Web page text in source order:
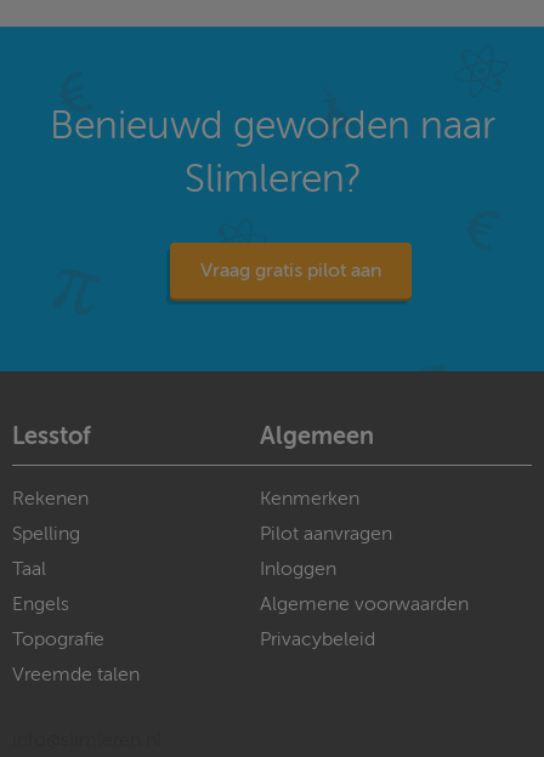
Benieuwd geworden naar
Slimleren?
Vraag gratis pilot aan
Lesstof Algemeen
Rekenen
Spelling
Taal
Engels
Topografie
Vreemde talen
Kenmerken
Pilot aanvragen
Inloggen
Algemene voorwaarden
Privacybeleid